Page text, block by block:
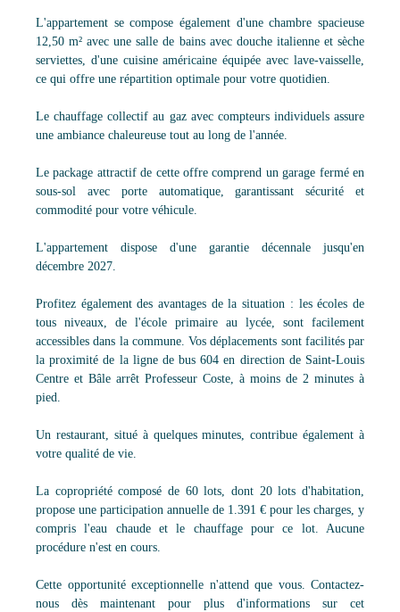
L'appartement se compose également d'une chambre spacieuse
12,50 m² avec une salle de bains avec douche italienne et sèche
serviettes, d'une cuisine américaine équipée avec lave-vaisselle,
ce qui offre une répartition optimale pour votre quotidien.
Le chauffage collectif au gaz avec compteurs individuels assure
une ambiance chaleureuse tout au long de l'année.
Le package attractif de cette offre comprend un garage fermé en
sous-sol avec porte automatique, garantissant sécurité et
commodité pour votre véhicule.
L'appartement dispose d'une garantie décennale jusqu'en
décembre 2027.
Profitez également des avantages de la situation : les écoles de
tous niveaux, de l'école primaire au lycée, sont facilement
accessibles dans la commune. Vos déplacements sont facilités par
la proximité de la ligne de bus 604 en direction de Saint-Louis
Centre et Bâle arrêt Professeur Coste, à moins de 2 minutes à
pied.
Un restaurant, situé à quelques minutes, contribue également à
votre qualité de vie.
La copropriété composé de 60 lots, dont 20 lots d'habitation,
propose une participation annuelle de 1.391 € pour les charges, y
compris l'eau chaude et le chauffage pour ce lot. Aucune
procédure n'est en cours.
Cette opportunité exceptionnelle n'attend que vous. Contactez-
nous dès maintenant pour plus d'informations sur cet